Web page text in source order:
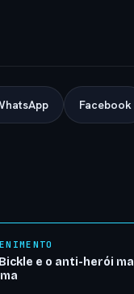
Facebook
e o anti-herói